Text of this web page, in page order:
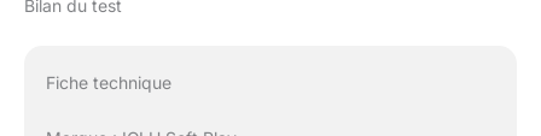
Bilan du test
Fiche technique